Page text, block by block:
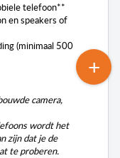
telefoon**
en speakers of
(minimaal 500
camera,
wordt het
zijn dat je de
te proberen.